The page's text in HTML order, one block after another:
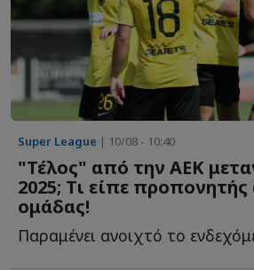
Super League | 10/08 - 10:40
"Τέλος" από την ΑΕΚ
2025; Τι είπε προπονητής
ομάδας!